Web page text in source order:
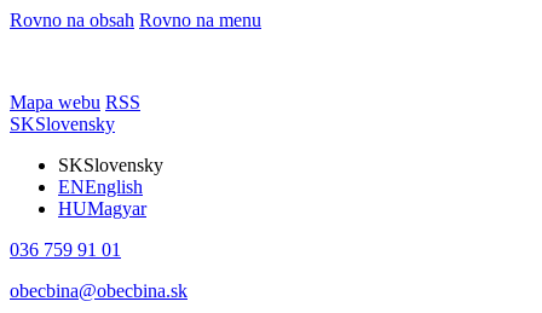
Rovno na obsah Rovno na menu
Mapa webu RSS
SKSlovensky
SKSlovensky
ENEnglish
HUMagyar
036 759 91 01
obecbina@obecbina.sk